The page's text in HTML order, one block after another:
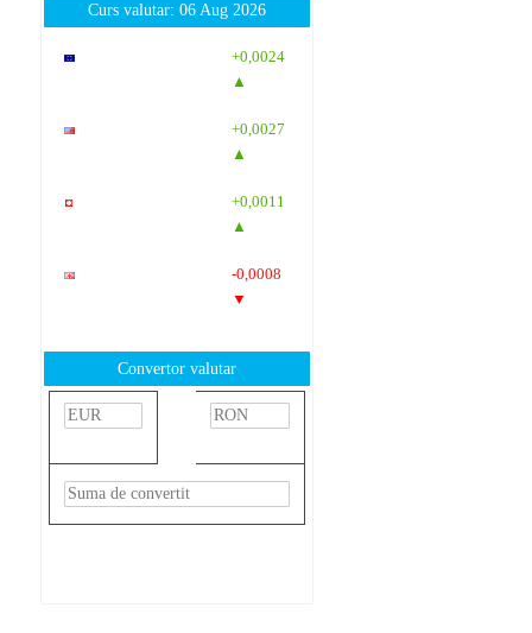
Curs valutar: 06 Aug 2026
+0,0024
▲
+0,0027
▲
+0,0011
▲
-0,0008
▼
Convertor valutar